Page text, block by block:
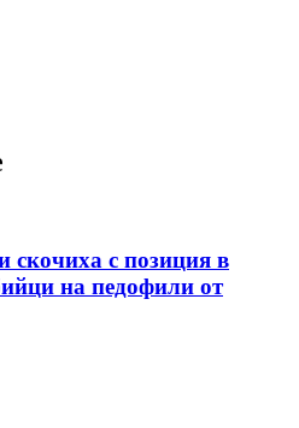
скочиха с позиция в
на педофили от